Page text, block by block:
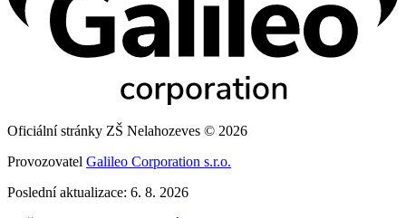
Oficiální stránky ZŠ Nelahozeves © 2026
Provozovatel Galileo Corporation s.r.o.
Poslední aktualizace: 6. 8. 2026